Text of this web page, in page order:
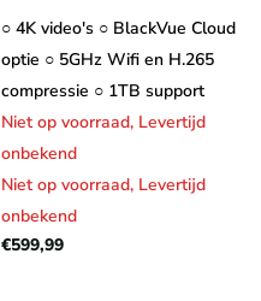
○ 4K video's ○ BlackVue Cloud
optie ○ 5GHz Wifi en H.265
compressie ○ 1TB support
Niet op voorraad, Levertijd
onbekend
Niet op voorraad, Levertijd
onbekend
€599,99